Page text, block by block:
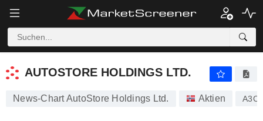
AUTOSTORE HOLDINGS LTD.
News-Chart AutoStore Holdings Ltd. Aktien